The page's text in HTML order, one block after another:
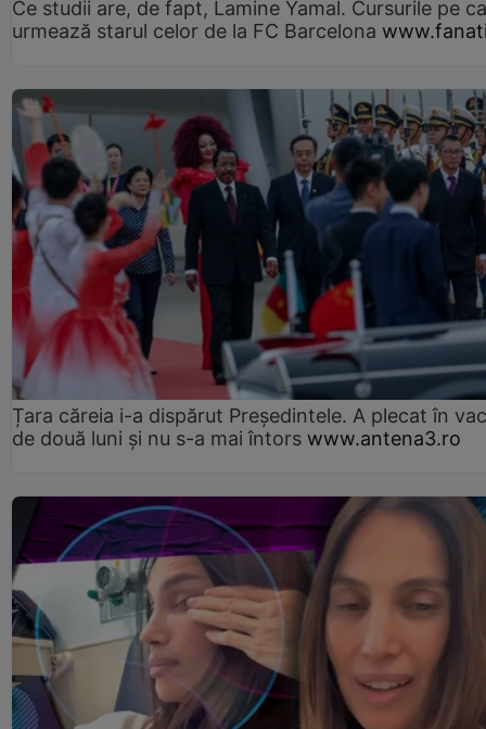
Ce studii are, de fapt, Lamine Yamal. Cursurile pe
urmează starul celor de la FC Barcelona
Țara căreia i-a dispărut Președintele. A plecat în
de două luni și nu s-a mai întors www.antena3.ro